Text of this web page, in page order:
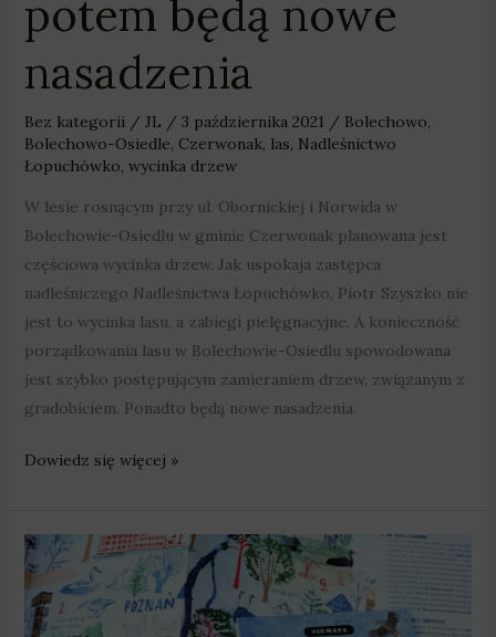
potem będą nowe
nasadzenia
Bez kategorii/ JL / 3 października 2021 / Bolechowo,
Bolechowo-Osiedle, Czerwonak, las, Nadleśnictwo
Łopuchówko, wycinka drzew
W lesie rosnącym przy ul. Obornickiej i Norwida w
Bolechowie-Osiedlu w gminie Czerwonak planowana jest
częściowa wycinka drzew. Jak uspokaja zastępca
nadleśniczego Nadleśnictwa Łopuchówko, Piotr Szyszko nie
jest to wycinka lasu, a zabiegi pielęgnacyjne. A konieczność
porządkowania lasu w Bolechowie-Osiedlu spowodowana
jest szybko postępującym zamieraniem drzew, związanym z
gradobiciem. Ponadto będą nowe nasadzenia.
Dowiedz się więcej »
Niemapa
lasów